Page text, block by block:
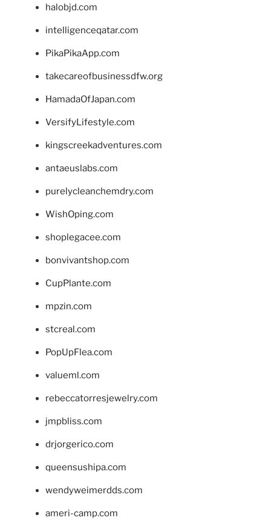
halobjd.com
intelligenceqatar.com
PikaPikaApp.com
takecareofbusinessdfw.org
HamadaOfJapan.com
VersifyLifestyle.com
kingscreekadventures.com
antaeuslabs.com
purelycleanchemdry.com
WishOping.com
shoplegacee.com
bonvivantshop.com
CupPlante.com
mpzin.com
stcreal.com
PopUpFlea.com
valueml.com
rebeccatorresjewelry.com
jmpbliss.com
drjorgerico.com
queensushipa.com
wendyweimerdds.com
ameri-camp.com